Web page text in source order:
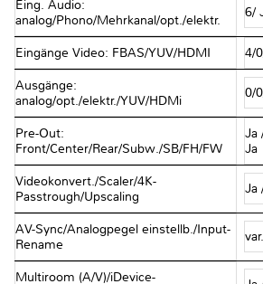
Eing. Audio:
analog/Phono/Mehrkanal/opt./elektr.
6/
Eingänge Video: FBAS/YUV/HDMI 4/
Ausgänge:
analog/opt./elektr./YUV/HDMi
0/
Pre-Out:
Front/Center/Rear/Subw./SB/FH/FW
Ja
Ja
Videokonvert./Scaler/4K-
Passtrough/Upscaling
Ja
AV-Sync/Analogpegel einstellb./Input-
Rename
Multiroom (A/V)/iDevice-